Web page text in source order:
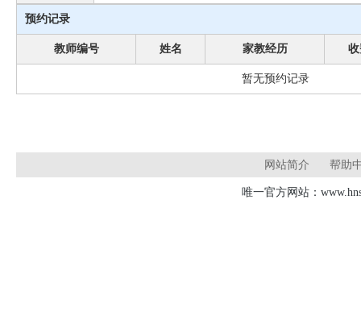
预约记录
教师编号 姓名 家教经历
暂无预约记录
网站简介 帮助
唯一官方网站：